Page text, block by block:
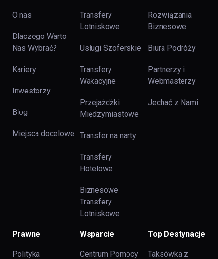
O nas
Dlaczego Warto
Nas Wybrać?
Kariery
Inwestorzy
Blog
Miejsca docelowe
Transfery
Lotniskowe
Usługi Szoferskie
Transfery
Wakacyjne
Przejażdżki
Międzymiastowe
Transfer na narty
Transfery
Hotelowe
Biznesowe
Transfery
Lotniskowe
Rozwiązania
Biznesowe
Biura Podróży
Partnerzy i
Webmasterzy
Jechać z Nami
Prawne
Polityka
Wsparcie
Centrum Pomocy
Top Destynacje
Taksówka z